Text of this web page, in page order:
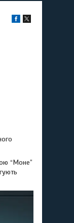
“Моне”